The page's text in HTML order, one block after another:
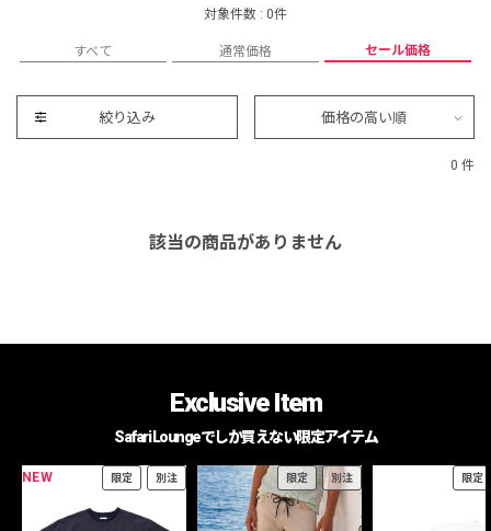
対象件数 : 0件
すべて 通常価格 セール価格
絞り込み 価格の高い順
0 件
該当の商品がありません
Exclusive Item
Safari Loungeでしか買えない限定アイテム
NEW 限定 別注 限定 別注 限定